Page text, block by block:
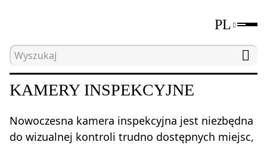
PL
Strona główna Kamery inspekcyjne
KAMERY INSPEKCYJNE
Nowoczesna kamera inspekcyjna jest niezbędna
do wizualnej kontroli trudno dostępnych miejsc,